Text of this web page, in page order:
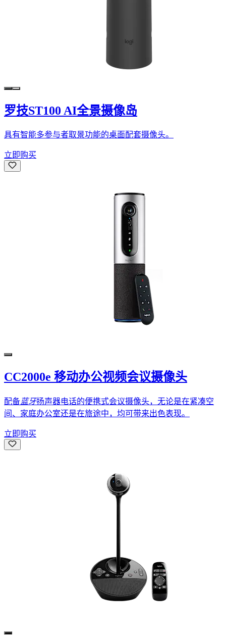
罗技ST100 AI全景摄像岛
具有智能多参与者取景功能的桌面配套摄像头。
立即购买
CC2000e 移动办公视频会议摄像头
配备蓝牙扬声器电话的便携式会议摄像头，无论是在紧凑空
间、家庭办公室还是在旅途中，均可带来出色表现。
立即购买